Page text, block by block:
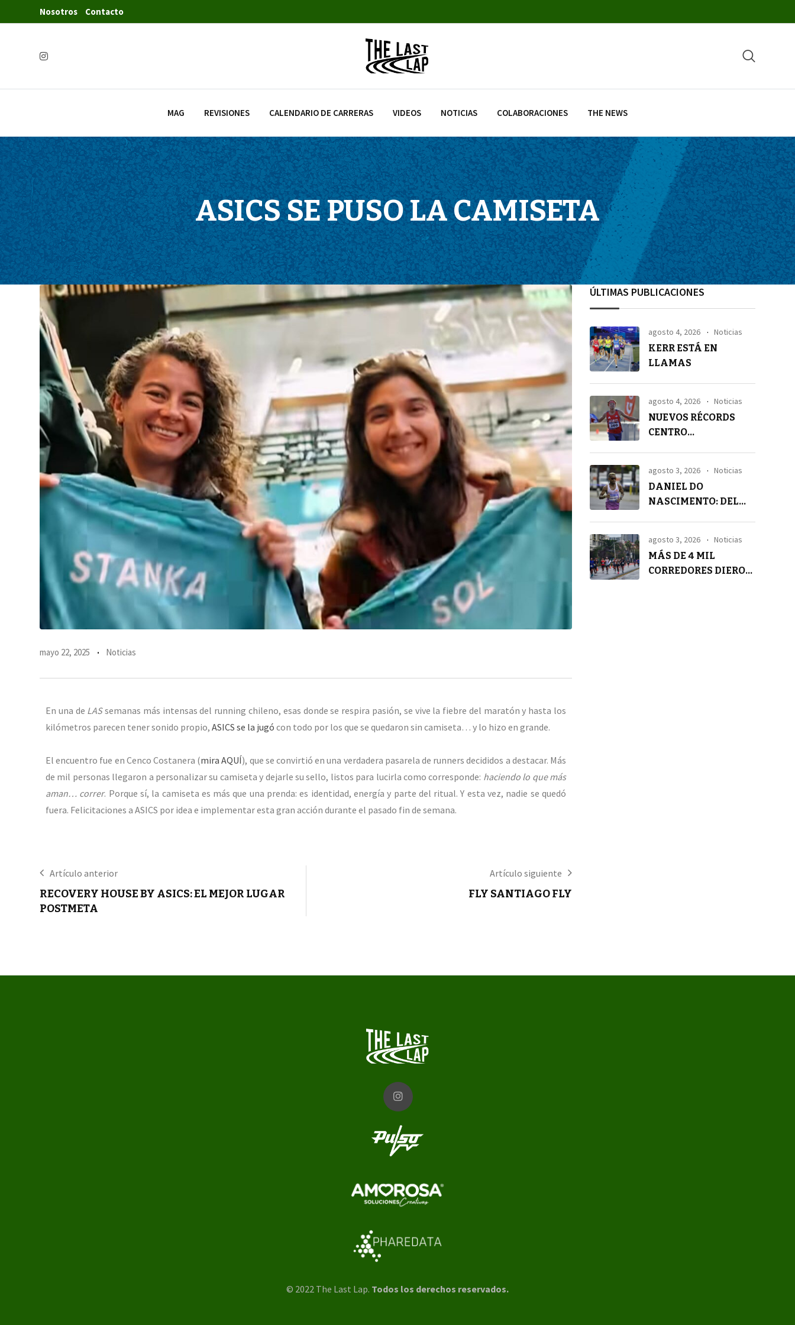
Nosotros Contacto
MAG REVISIONES CALENDARIO DE CARRERAS VIDEOS NOTICIAS COLABORACIONES THE NEWS
ASICS SE PUSO LA CAMISETA
mayo 22, 2025 Noticias
En una de LASsemanas más intensas del running chileno, esas donde se respira pasión, se vive la fiebre del maratón y hasta los
kilómetros parecen tener sonido propio, ASICS se la jugó con todo por los que se quedaron sin camiseta… y lo hizo en grande.
El encuentro fue en Cenco Costanera (mira AQUÍ), que se convirtió en una verdadera pasarela de runners decididos a destacar. Más
de mil personas llegaron a personalizar su camiseta y dejarle su sello, listos para lucirla como corresponde: haciendo lo que más
aman… correr. Porque sí, la camiseta es más que una prenda: es identidad, energía y parte del ritual. Y esta vez, nadie se quedó
fuera. Felicitaciones a ASICS por idea e implementar esta gran acción durante el pasado fin de semana.
Artículo anterior
RECOVERY HOUSE BY ASICS: EL MEJOR LUGAR
POSTMETA
Artículo siguiente
FLY SANTIAGO FLY
ÚLTIMAS PUBLICACIONES
agosto 4, 2026 Noticias
KERR ESTÁ EN
LLAMAS
agosto 4, 2026 Noticias
NUEVOS RÉCORDS
CENTRO
agosto 3, 2026 Noticias
DANIEL DO
NASCIMENTO: DEL
agosto 3, 2026 Noticias
MÁS DE 4 MIL
CORREDORES DIERON
© 2022 The Last Lap. Todos los derechos reservados.